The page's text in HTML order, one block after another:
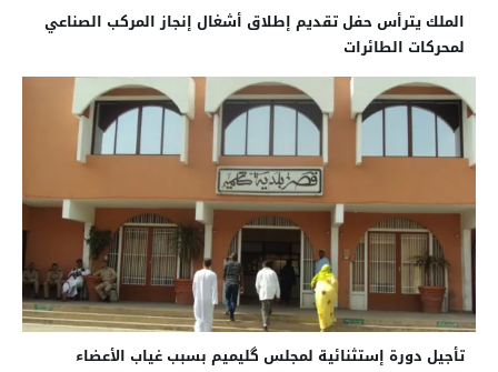
الملك يترأس حفل تقديم إطلاق أشغال إنجاز المركب الصناعي
لمحركات الطائرات
تأجيل دورة إستثنائية لمجلس گليميم بسبب غياب الأعضاء